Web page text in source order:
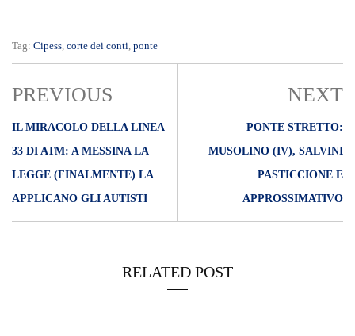
Tag: Cipess, corte dei conti, ponte
PREVIOUS
IL MIRACOLO DELLA LINEA
33 DI ATM: A MESSINA LA
LEGGE (FINALMENTE) LA
APPLICANO GLI AUTISTI
NEXT
PONTE STRETTO:
MUSOLINO (IV), SALVINI
PASTICCIONE E
APPROSSIMATIVO
RELATED POST